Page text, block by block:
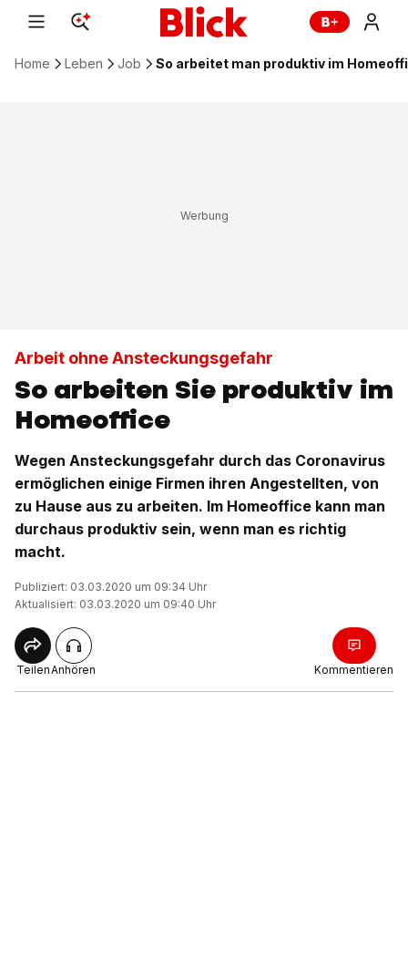
Home Leben Job So arbeitet man produktiv im
Arbeit ohne Ansteckungsgefahr
So arbeiten Sie produktiv im
Homeoffice
Wegen Ansteckungsgefahr durch das Coronavirus
ermöglichen einige Firmen ihren Angestellten, von
zu Hause aus zu arbeiten. Im Homeoffice kann man
durchaus produktiv sein, wenn man es richtig
macht.
Publiziert: 03.03.2020 um 09:34 Uhr
Aktualisiert: 03.03.2020 um 09:40 Uhr
TeilenAnhören Kommentieren